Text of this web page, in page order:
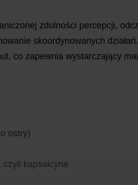
zdolności percepcji,
skoordynowanych działań.
co zapewnia wystarczający
ostry)
czyli kapsaicyna